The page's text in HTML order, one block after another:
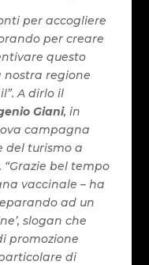
per accogliere
per creare
questo
regione
A dirlo il
Giani, in
campagna
del turismo a
bel tempo
vaccinale – ha
ad un
slogan che
promozione
di